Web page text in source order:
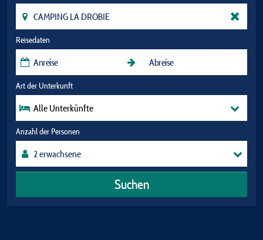
Reisedaten
Art der Unterkunft
Alle Unterkünfte
Anzahl der Personen
Suchen